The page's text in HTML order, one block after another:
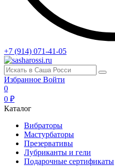
+7 (914) 071-41-05
Избранное Войти
0
0 ₽
Каталог
Вибраторы
Мастурбаторы
Презервативы
Лубриканты и гели
Подарочные сертификаты